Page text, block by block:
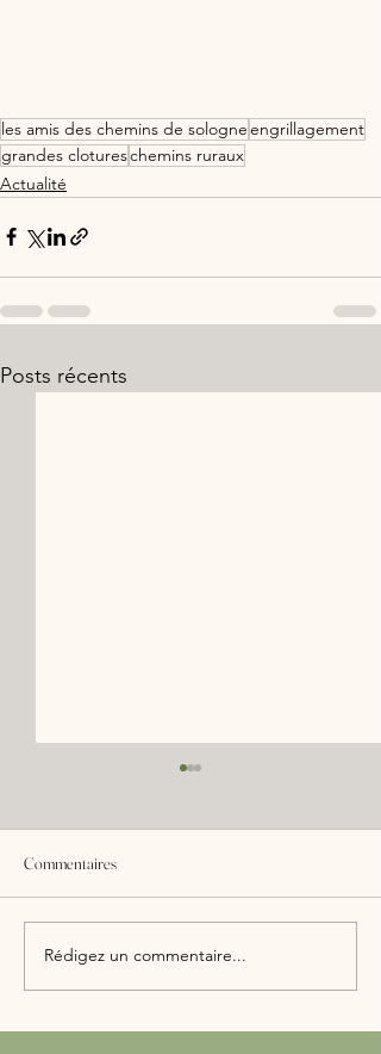
les amis des chemins de sologneengrillagement
grandes clotureschemins ruraux
Actualité
Posts récents
Commentaires
Rédigez un commentaire...